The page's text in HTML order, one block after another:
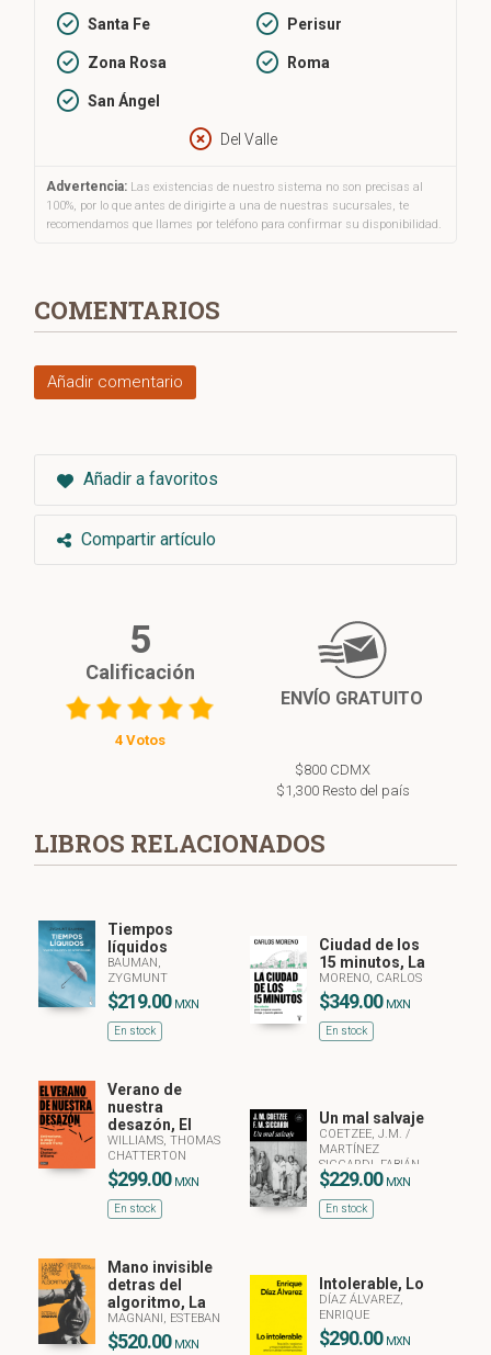
efectos del envejecimiento de la población en Europa y
algunos puntos de Asia, y cómo la escasez de trabajadores
debilita la economía e impone unas exigencias
desmesuradas en el campo de la salud pública.
Santa Fe Perisur
Zona Rosa Roma
San Ángel
Del Valle
Advertencia: Las existencias de nuestro sistema no son precisas al
100%, por lo que antes de dirigirte a una de nuestras sucursales, te
recomendamos que llames por teléfono para confirmar su disponibilidad.
COMENTARIOS
Añadir comentario
Añadir a favoritos
Compartir artículo
5
Calificación
4 Votos
ENVÍO GRATUITO
$800 CDMX
$1,300 Resto del país
LIBROS RELACIONADOS
Tiempos
líquidos
BAUMAN,
ZYGMUNT
$219.00 MXN
En stock
Ciudad de los
15 minutos, La
MORENO, CARLOS
$349.00 MXN
En stock
Verano de
nuestra
desazón, El
WILLIAMS, THOMAS
CHATTERTON
$299.00 MXN
En stock
Un mal salvaje
COETZEE, J.M./
MARTÍNEZ
SICCARDI, FABIÁN
$229.00 MXN
En stock
Mano invisible
detras del
algoritmo, La
MAGNANI, ESTEBAN
$520.00 MXN
Intolerable, Lo
DÍAZ ÁLVAREZ,
ENRIQUE
$290.00 MXN